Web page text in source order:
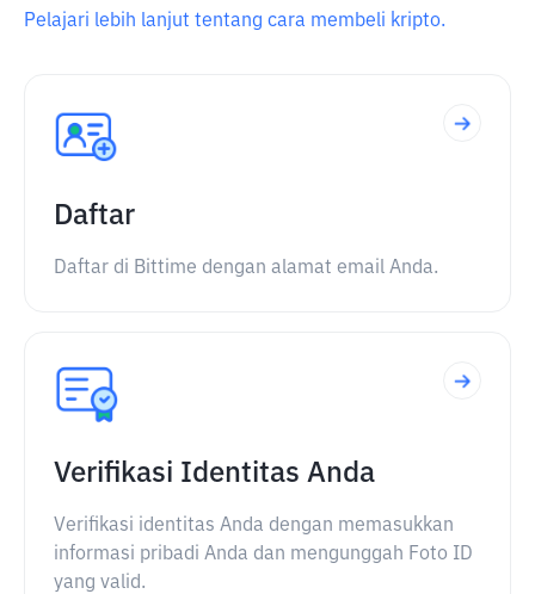
Pelajari lebih lanjut tentang cara membeli kripto.
Daftar
Daftar di Bittime dengan alamat email Anda.
Verifikasi Identitas Anda
Verifikasi identitas Anda dengan memasukkan
informasi pribadi Anda dan mengunggah Foto ID
yang valid.